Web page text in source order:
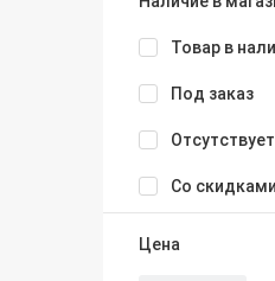
Товар в
Под заказ
Со скидками
Цена